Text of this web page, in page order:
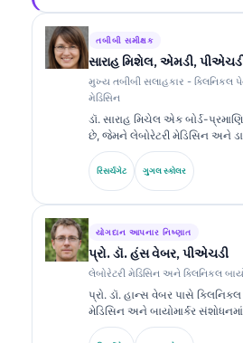
પ્રકાશિત કરી ચૂક્યા છે.
તબીબી સમીક્ષક
સારાહ મિશેલ, એમડી,
મુખ્ય તબીબી સલાહકાર - ક્લિનિકલ
મેડિસિન
ડૉ. સારાહ મિચેલ એક બોર્ડ-
છે, જેમને લેબોરેટરી મેડિસિન અને
વર્ષથી વધુનો અનુભવ છે. તેઓ
પ્રમાણપત્રો ધરાવે છે અને ક્લિનિકલ
પેનલ્સ અને લેબોરેટરી વિશ્લેષણ પર
રિસર્ચગેટ ગુગલ સ્કોલર
યોગદાન આપનાર નિષ્ણાત
પ્રો. ડૉ. હંસ વેબર, પીએચડી
લેબોરેટરી મેડિસિન અને ક્લિનિકલ
પ્રો. ડૉ. હાન્સ વેબર પાસે ક્લિનિકલ
મેડિસિન અને બાયોમાર્કર
જર્મન સોસાયટી ફોર ક્લિનિકલ